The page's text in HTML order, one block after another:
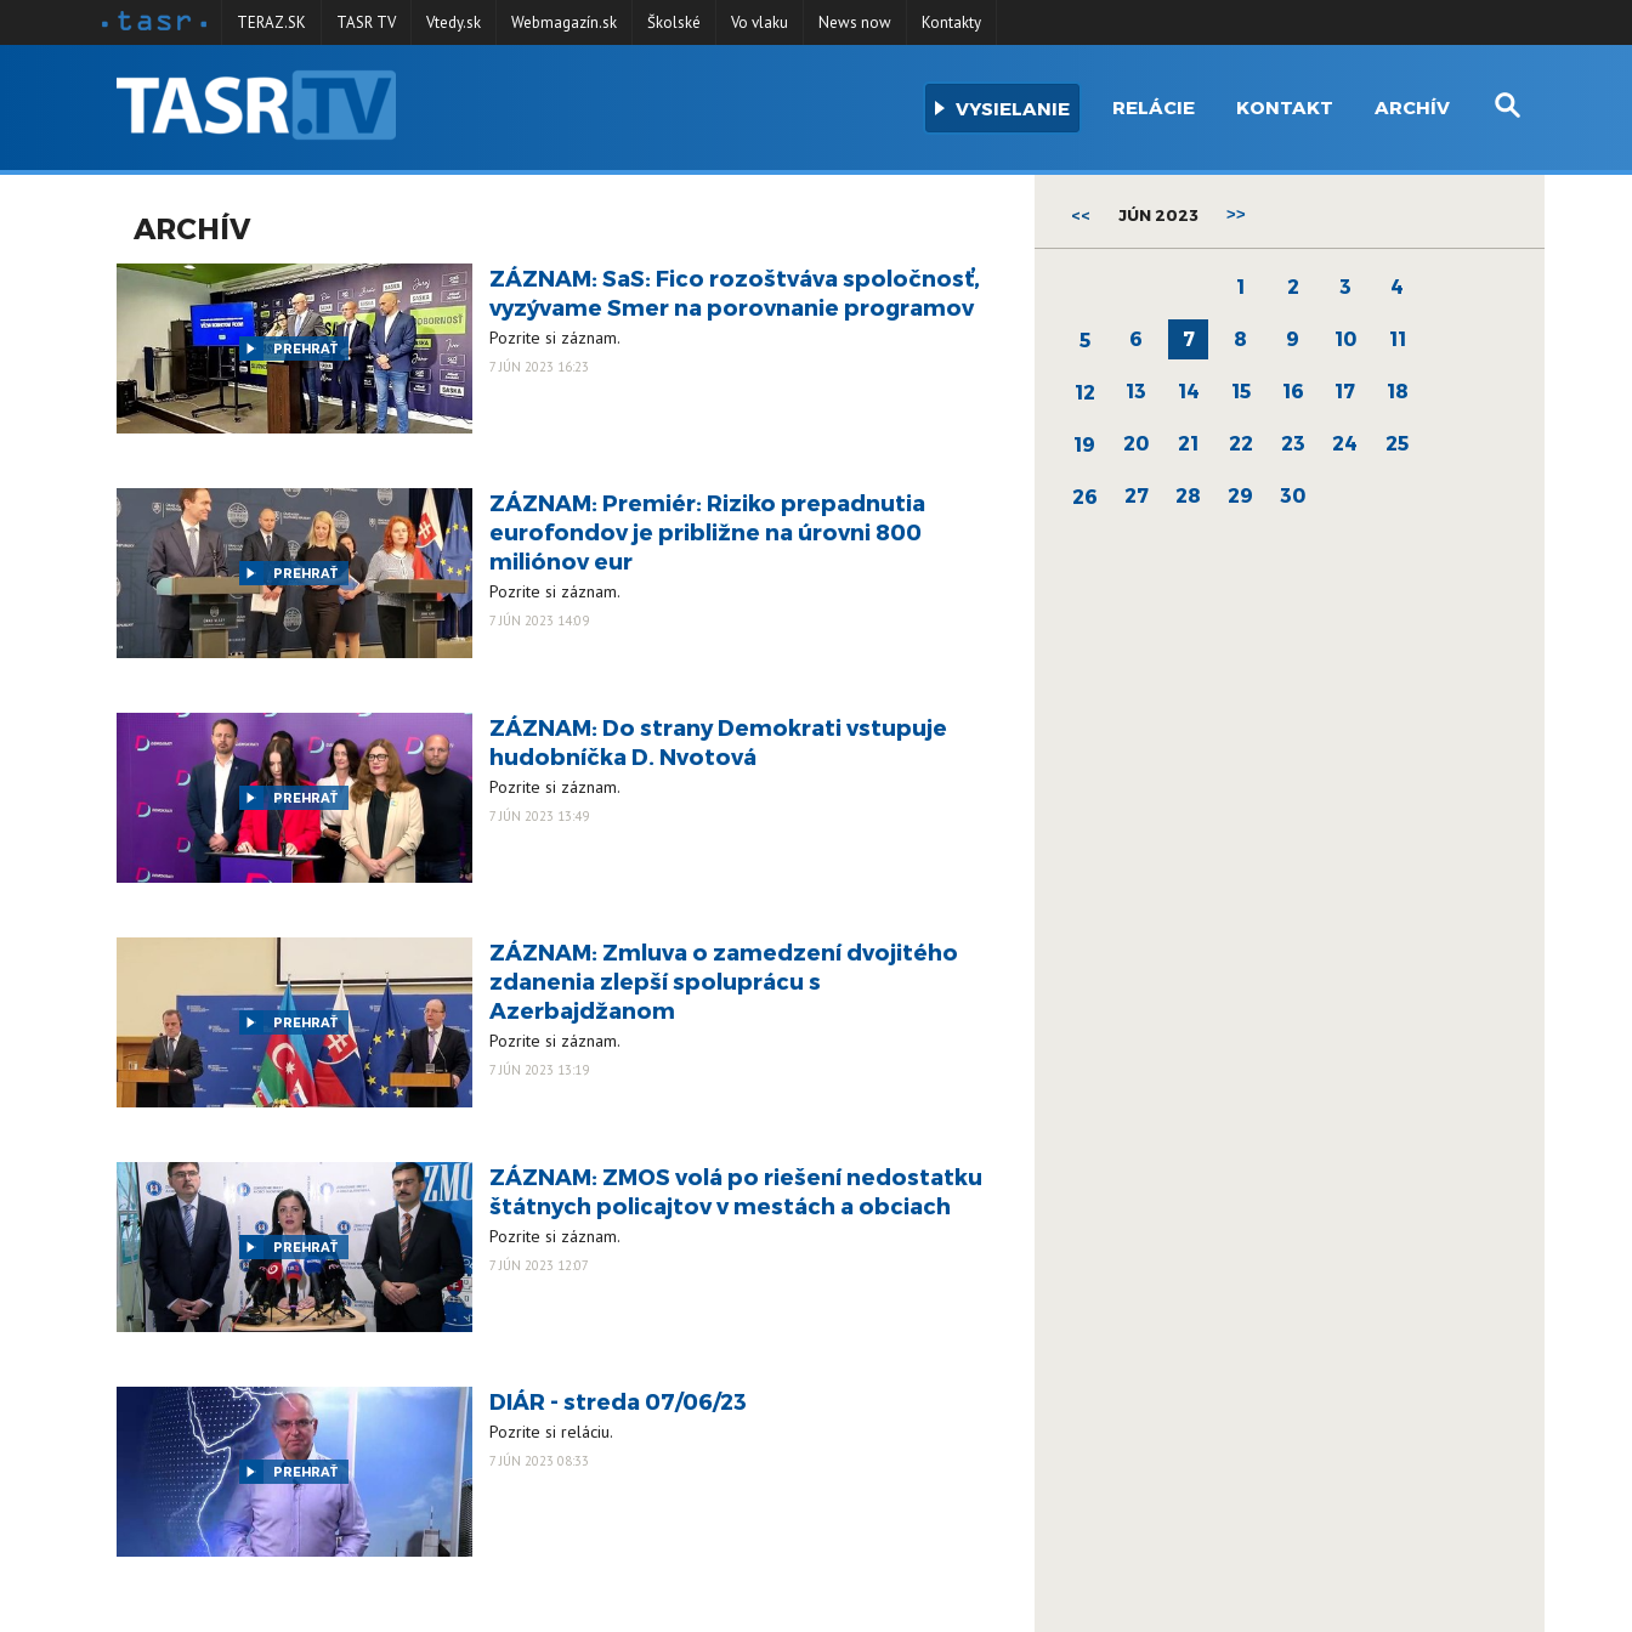
ARCHÍV
TERAZ.SK TASR TV Vtedy.sk Webmagazín.sk Školské Vo vlaku News now Kontakty
VYSIELANIE RELÁCIE KONTAKT ARCHÍV
ARCHÍV
PREHRAŤ
ZÁZNAM: SaS: Fico rozoštváva spoločnosť,
vyzývame Smer na porovnanie programov
Pozrite si záznam.
7 JÚN 2023 16:23
PREHRAŤ
ZÁZNAM: Premiér: Riziko prepadnutia
eurofondov je približne na úrovni 800
miliónov eur
Pozrite si záznam.
7 JÚN 2023 14:09
PREHRAŤ
ZÁZNAM: Do strany Demokrati vstupuje
hudobníčka D. Nvotová
Pozrite si záznam.
7 JÚN 2023 13:49
PREHRAŤ
ZÁZNAM: Zmluva o zamedzení dvojitého
zdanenia zlepší spoluprácu s
Azerbajdžanom
Pozrite si záznam.
7 JÚN 2023 13:19
PREHRAŤ
ZÁZNAM: ZMOS volá po riešení nedostatku
štátnych policajtov v mestách a obciach
Pozrite si záznam.
7 JÚN 2023 12:07
PREHRAŤ
DIÁR - streda 07/06/23
Pozrite si reláciu.
7 JÚN 2023 08:33
<< JÚN 2023 >>
1 2 3 4
5 6 7 8 9 10 11
12 13 14 15 16 17 18
19 20 21 22 23 24 25
26 27 28 29 30